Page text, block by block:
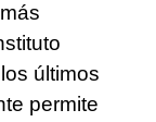
últimos
permite